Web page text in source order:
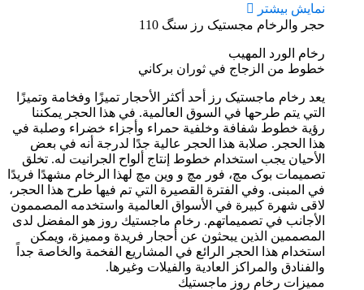
نمایش بیشتر
حجر والرخام مجستیک رز سنگ 110
رخام الورد المهيب
خطوط من الزجاج في ثوران بركاني
يعد رخام ماجستیک رز أحد أكثر الأحجار تميزًا وفخامة وتميزًا
التي يتم طرحها في السوق العالمية. في هذا الحجر يمكننا
رؤية خطوط شفافة وخلفية حمراء وأجزاء خضراء وصلبة في
هذا الحجر. صلابة هذا الحجر عالية جدًا لدرجة أنه في بعض
الأحيان يجب استخدام خطوط إنتاج ألواح الجرانيت له. تخلق
تصميمات بوک مچ، فور مچ و وین مچ لهذا الرخام مشهدًا فريدًا
في المبنى. وفي الفترة القصيرة التي تم فيها طرح هذا الحجر،
لاقى شهرة كبيرة في الأسواق العالمية واستخدمه المصممون
الأجانب في تصميماتهم. رخام ماجستيك روز هو المفضل لدى
المصممين الذين يبحثون عن أحجار فريدة ومميزة، ويمكن
استخدام هذا الحجر الرائع في المشاريع الفخمة والخاصة جداً
والفنادق والمراكز العادية والفيلات وغيرها.
مميزات رخام روز ماجستيك